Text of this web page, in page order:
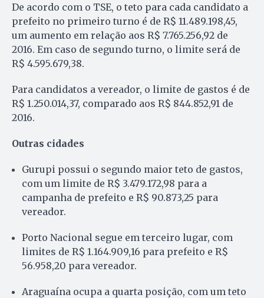
De acordo com o TSE, o teto para cada candidato a
prefeito no primeiro turno é de R$ 11.489.198,45,
um aumento em relação aos R$ 7.765.256,92 de
2016. Em caso de segundo turno, o limite será de
R$ 4.595.679,38.
Para candidatos a vereador, o limite de gastos é de
R$ 1.250.014,37, comparado aos R$ 844.852,91 de
2016.
Outras cidades
Gurupi possui o segundo maior teto de gastos,
com um limite de R$ 3.479.172,98 para a
campanha de prefeito e R$ 90.873,25 para
vereador.
Porto Nacional segue em terceiro lugar, com
limites de R$ 1.164.909,16 para prefeito e R$
56.958,20 para vereador.
Araguaína ocupa a quarta posição, com um teto